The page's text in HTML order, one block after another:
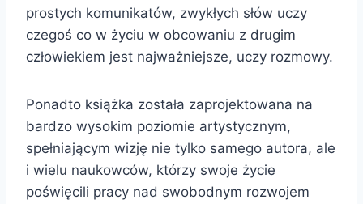
prostych komunikatów, zwykłych słów uczy
czegoś co w życiu w obcowaniu z drugim
człowiekiem jest najważniejsze, uczy rozmowy.
Ponadto książka została zaprojektowana na
bardzo wysokim poziomie artystycznym,
spełniającym wizję nie tylko samego autora, ale
i wielu naukowców, którzy swoje życie
poświęcili pracy nad swobodnym rozwojem